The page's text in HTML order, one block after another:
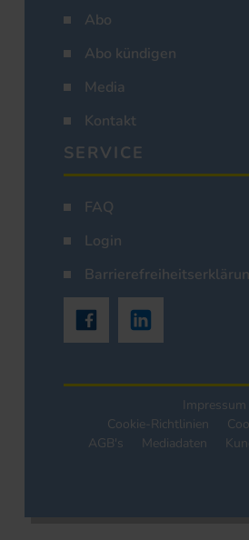
Abo
Abo kündigen
Media
Kontakt
SERVICE
FAQ
Login
Impressum
Cookie-Richtlinien
AGB's
Mediadaten